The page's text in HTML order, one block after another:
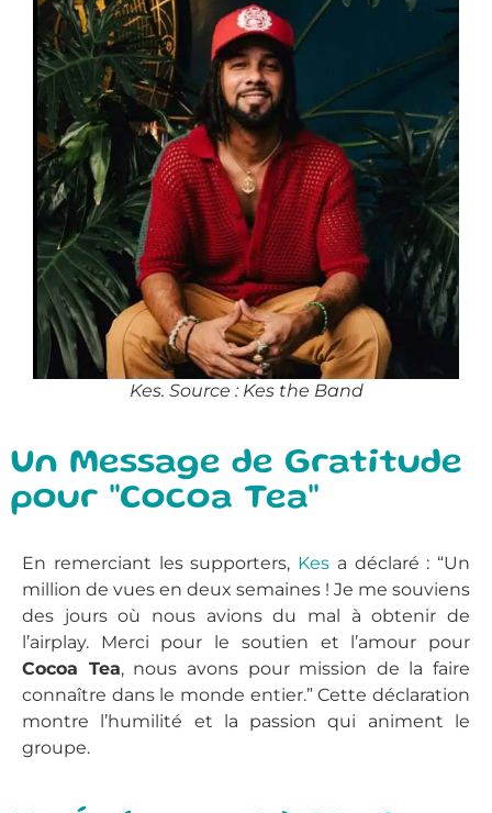
Kes. Source : Kes the Band
Un Message de Gratitude
pour "Cocoa Tea"
En remerciant les supporters, Kes a déclaré : “Un
million de vues en deux semaines ! Je me souviens
des jours où nous avions du mal à obtenir de
l’airplay. Merci pour le soutien et l’amour pour
Cocoa Tea, nous avons pour mission de la faire
connaître dans le monde entier.” Cette déclaration
montre l’humilité et la passion qui animent le
groupe.